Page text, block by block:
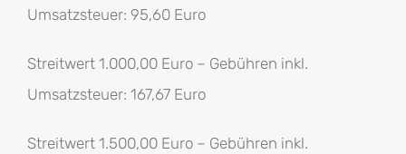
Umsatzsteuer: 95,60 Euro
Streitwert 1.000,00 Euro – Gebühren inkl.
Umsatzsteuer: 167,67 Euro
Streitwert 1.500,00 Euro – Gebühren inkl.